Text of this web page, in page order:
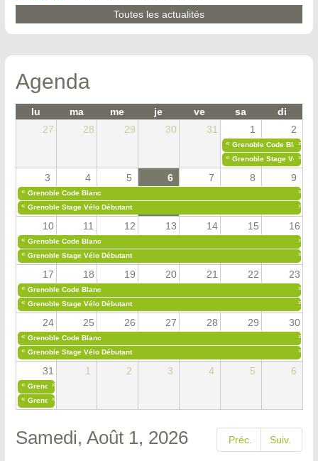
Toutes les actualités
Agenda
lu ma me je ve sa
di
27
28 29 30 31 1 2
« Grenoble Code Blanc
»
« Grenoble Stage Vélo
»
3 4 5 6 7 8 9
« Grenoble Code Blanc
»
« Grenoble Stage Vélo Débutant »
10 11 12 13 14 15 16
« Grenoble Code Blanc
»
« Grenoble Stage Vélo Débutant »
17 18 19 20 21 22 23
« Grenoble Code Blanc
»
« Grenoble Stage Vélo Débutant »
24 25 26 27 28 29 30
« Grenoble Code Blanc
»
« Grenoble Stage Vélo Débutant »
31 1 2 3 4 5 6
« Grenoble Code Blanc
»
« Grenoble Stage Vélo Débutant
»
Préc. Suiv.
Samedi, Août 1, 2026